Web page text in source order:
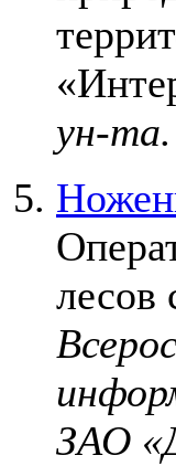
ун-
лесов
ЗАО